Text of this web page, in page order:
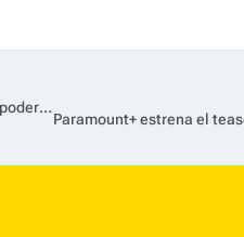
History2 estrena “Faraones: Ascenso y Caída”, la historia de los poderosos líderes de Egipto